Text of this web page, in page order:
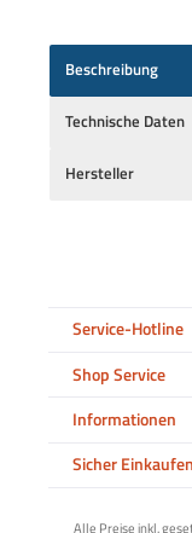
Beschreibung
Technische Daten
Hersteller
Service-Hotline
Shop Service
Informationen
Sicher Einkaufen
Alle Preise inkl.